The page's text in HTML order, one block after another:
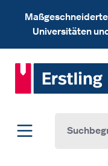
Zum Hauptinhalt
Universitäten